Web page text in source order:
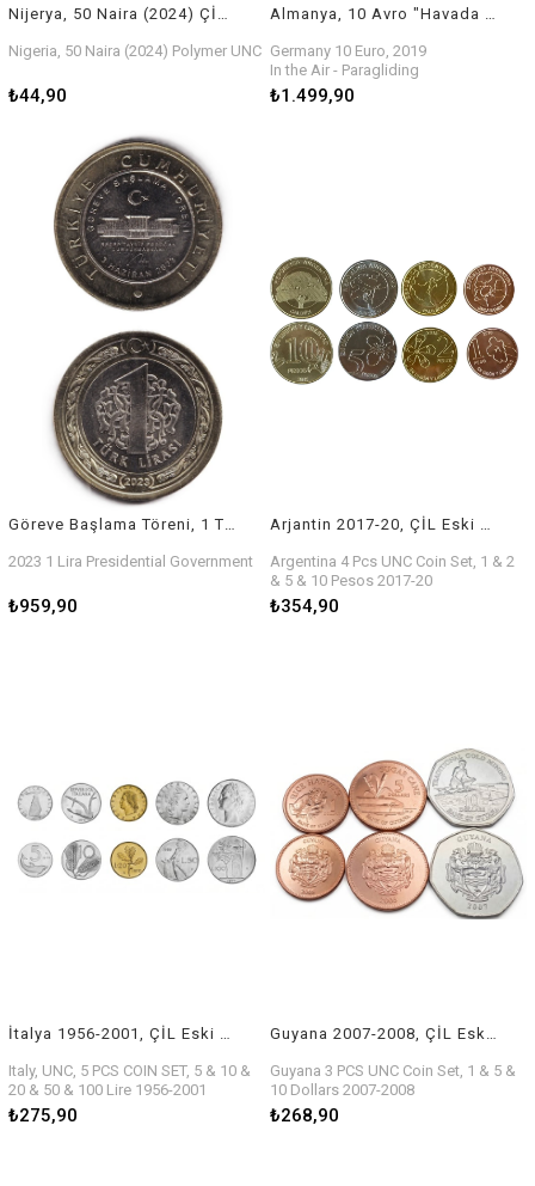
Nijerya, 50 Naira (2024) ÇİL Eski Polimer Para
Nigeria, 50 Naira (2024) Polymer UNC
₺44,90
Almanya, 10 Avro "Havada - Yamaç Paraşütü" 2019 (Özel Kitiyle) ÇİL
Germany 10 Euro, 2019
In the Air - Paragliding
₺1.499,90
2023 1 Lira Presidential Government
₺959,90
Argentina 4 Pcs UNC Coin Set, 1 & 2
& 5 & 10 Pesos 2017-20
₺354,90
İtalya 1956-2001, ÇİL Eski Yabancı Madeni Para Seti
Italy, UNC, 5 PCS COIN SET, 5 & 10 &
20 & 50 & 100 Lire 1956-2001
₺275,90
Guyana 2007-2008, ÇİL Eski Yabancı Madeni Para Seti
Guyana 3 PCS UNC Coin Set, 1 & 5 &
10 Dollars 2007-2008
₺268,90